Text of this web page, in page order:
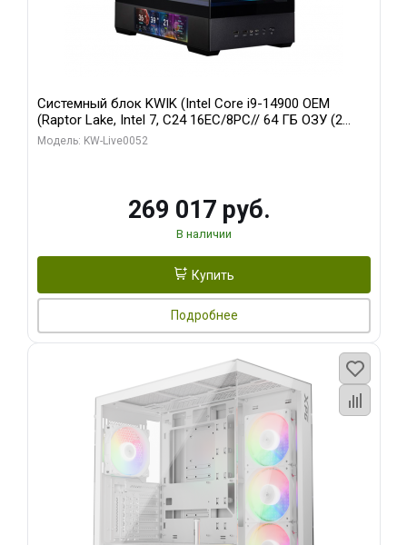
Системный блок KWIK (Intel Core i9-14900 OEM
(Raptor Lake, Intel 7, C24 16EC/8PC// 64 ГБ ОЗУ (2
модуля)/ Palit RTX5080 GAMINGPRO OC 16GB GDDR7
Модель: KW-Live0052
269 017 руб.
В наличии
Купить
Подробнее